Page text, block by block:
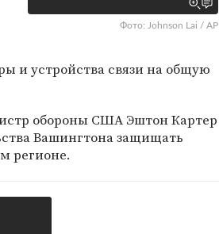
Фото: Johnson Lai / AP
и устройства связи на общую
обороны США Эштон Картер
Вашингтона защищать
регионе.